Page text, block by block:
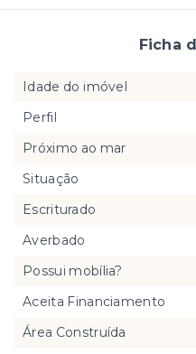
Ficha
Idade do imóvel
Perfil
Próximo ao mar
Situação
Escriturado
Averbado
Possui mobília?
Aceita Financiamento
Área Construída